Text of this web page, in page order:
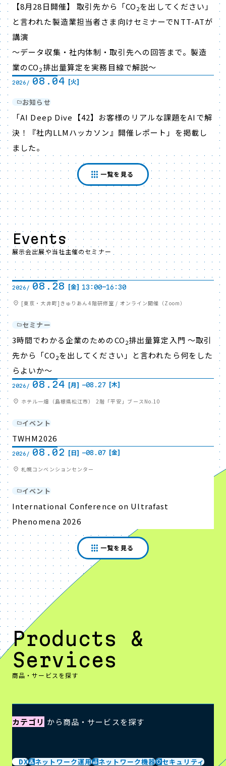
【8月28日開催】 取引先から「CO2を出してください」
と言われた製造業担当者さま向けセミナーでNTT-ATが
講演
～データ収集・社内体制・取引先への回答まで。製造
業のCO2排出量算定を実務目線で解説～
2026/ 08.04 [火]
お知らせ
「AI Deep Dive【42】お客様のリアルな課題をAIで解
決！『社内LLMハッカソン』開催レポート」を掲載し
ました。
一覧を見る
Events
展示会出展や当社主催のセミナー
2026/ 08.28 [金] 13:00-16:30
[東京・大井町]きゅりあん4階研修室 / オンライン開催（Zoom）
セミナー
3時間でわかる企業のためのCO2排出量算定入門 ～取引
先から「CO2を出してください」と言われたら何をした
らよいか～
2026/ 08.24 [月] -08.27 [木]
ホテル一畑（島根県松江市） 2階「平安」ブースNo.10
イベント
TWHM2026
2026/ 08.02 [日] -08.07 [金]
札幌コンベンションセンター
イベント
International Conference on Ultrafast
Phenomena 2026
一覧を見る
Products &
Services
商品・サービスを探す
カテゴリ から商品・サービスを探す
DX ネットワーク運用 ネットワーク機器 セキュリティ